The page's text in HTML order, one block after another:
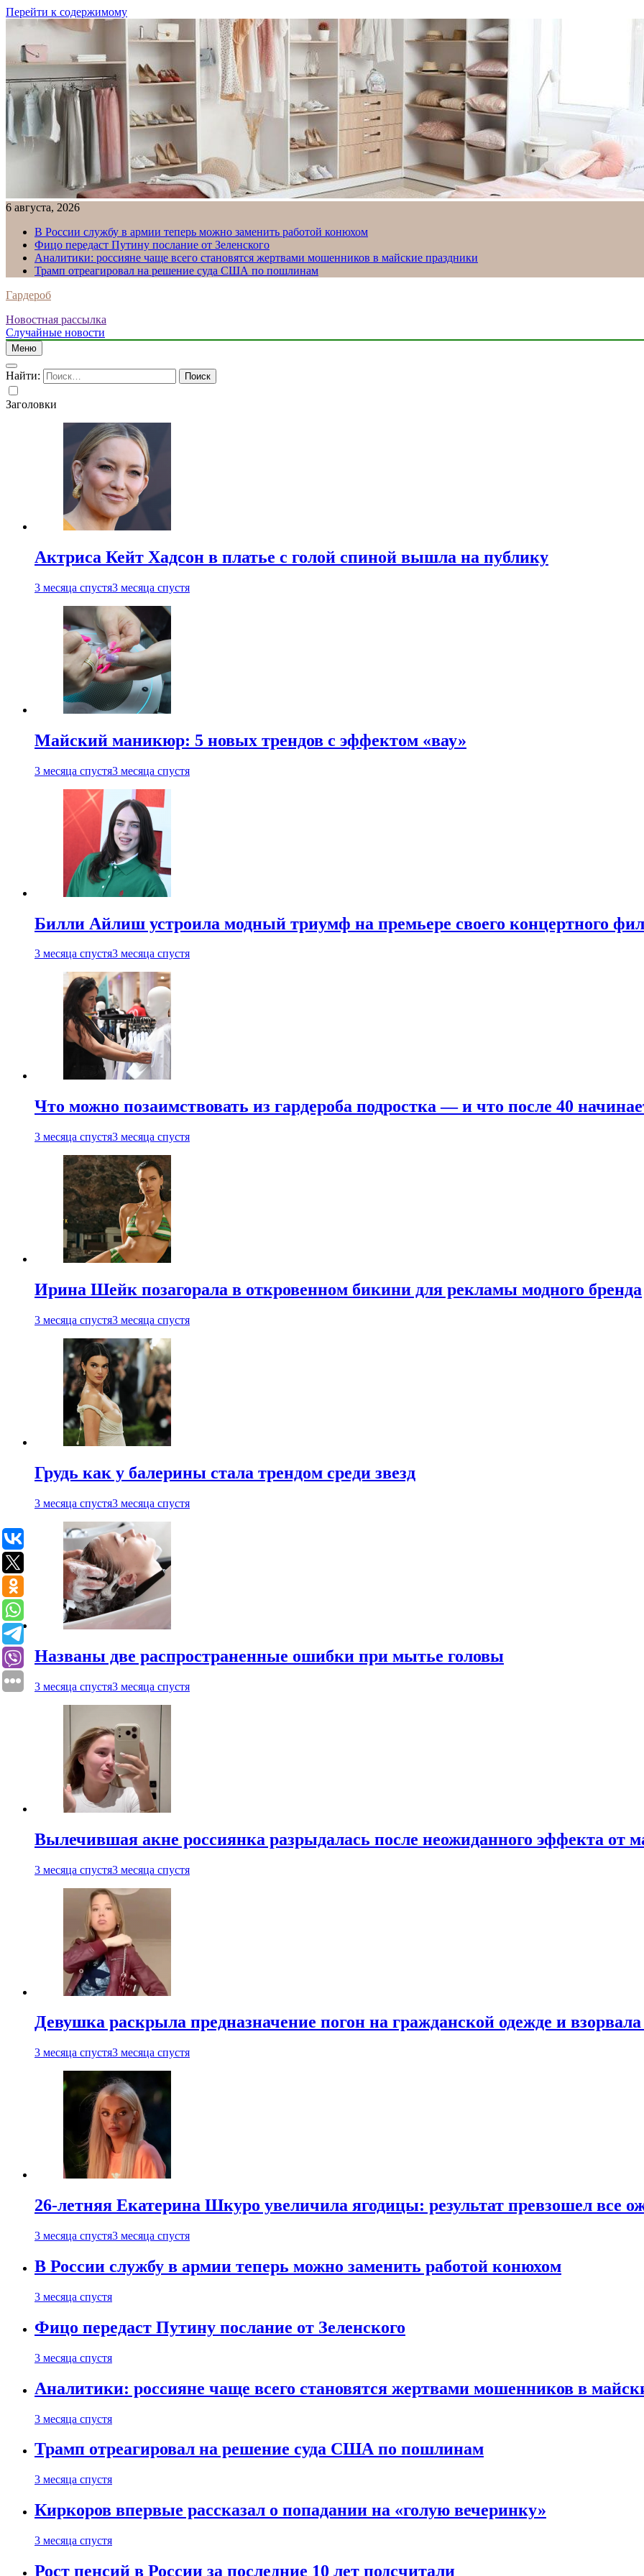
Перейти к содержимому
6 августа, 2026
В России службу в армии теперь можно заменить работой конюхом
Фицо передаст Путину послание от Зеленского
Аналитики: россияне чаще всего становятся жертвами мошенников в майские праздники
Трамп отреагировал на решение суда США по пошлинам
Гардероб
Новостная рассылка
Случайные новости
Меню
Найти:
Заголовки
Актриса Кейт Хадсон в платье с голой спиной вышла на публику
3 месяца спустя3 месяца спустя
Майский маникюр: 5 новых трендов с эффектом «вау»
3 месяца спустя3 месяца спустя
Билли Айлиш устроила модный триумф на премьере своего концертного
3 месяца спустя3 месяца спустя
Что можно позаимствовать из гардероба подростка — и что после 40
3 месяца спустя3 месяца спустя
Ирина Шейк позагорала в откровенном бикини для рекламы модного бренда
3 месяца спустя3 месяца спустя
Грудь как у балерины стала трендом среди звезд
3 месяца спустя3 месяца спустя
Названы две распространенные ошибки при мытье головы
3 месяца спустя3 месяца спустя
Вылечившая акне россиянка разрыдалась после неожиданного эффекта от
3 месяца спустя3 месяца спустя
Девушка раскрыла предназначение погон на гражданской одежде и взорвала
3 месяца спустя3 месяца спустя
26-летняя Екатерина Шкуро увеличила ягодицы: результат превзошел все
3 месяца спустя3 месяца спустя
В России службу в армии теперь можно заменить работой конюхом
3 месяца спустя
Фицо передаст Путину послание от Зеленского
3 месяца спустя
Аналитики: россияне чаще всего становятся жертвами мошенников в
3 месяца спустя
Трамп отреагировал на решение суда США по пошлинам
3 месяца спустя
Киркоров впервые рассказал о попадании на «голую вечеринку»
3 месяца спустя
Рост пенсий в России за последние 10 лет подсчитали